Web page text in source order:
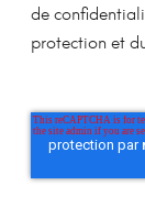
de
protection et